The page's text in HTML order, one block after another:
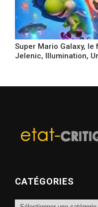
Super Mario Galaxy, le
Jelenic, Illumination,
CATÉGORIES
Catégories